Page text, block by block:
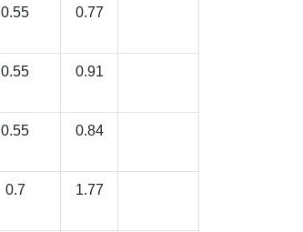
0.55 0.77
0.55 0.91
0.55 0.84
0.7 1.77